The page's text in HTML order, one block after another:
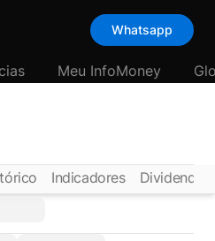
Whatsapp
Meu InfoMoney
Indicadores Dividendos